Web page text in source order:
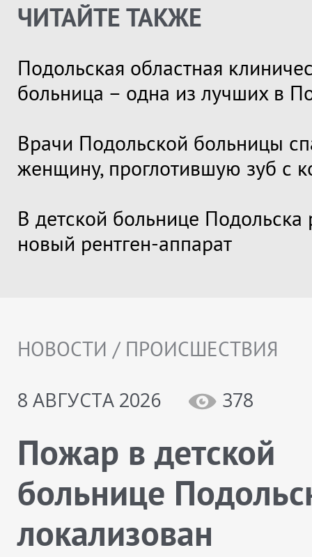
ЧИТАЙТЕ ТАКЖЕ
Подольская областная
больница – одна из лучших в
Врачи Подольской больницы
женщину, проглотившую зуб с
В детской больнице Подольска
новый рентген-аппарат
НОВОСТИ / ПРОИСШЕСТВИЯ
8 АВГУСТА 2026
378
Пожар в детской
больнице
локализован